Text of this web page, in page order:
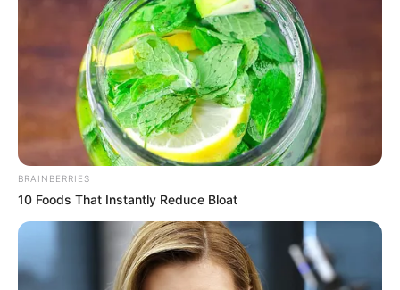
την εγγραφή, τα κόσμια σχόλια και τα λάικ σας…
BRAINBERRIES
10 Foods That Instantly Reduce Bloat